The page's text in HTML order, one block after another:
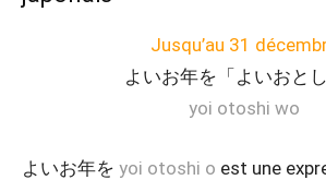
Jusqu’au 31
よいお年を「よいおとし
yoi otoshi wo
よいお年を yoi otoshi o est une